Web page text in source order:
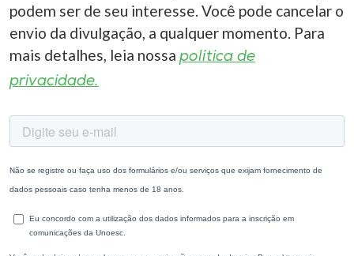
podem ser de seu interesse. Você pode cancelar o
envio da divulgação, a qualquer momento. Para
mais detalhes, leia nossa política de
privacidade.